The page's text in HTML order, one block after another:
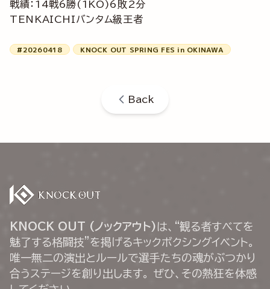
戦績：14戦6勝(1KO)6敗2分
TENKAICHIバンタム級王者
#20260418 KNOCK OUT SPRING FES in OKINAWA
Back
KNOCK OUT (ノックアウト) は、“観る者すべてを
魅了する格闘技”を掲げるキックボクシングイベント。
唯一無二の演出とルールで選手たちの魂がぶつかり
合うステージを創り出します。 ぜひ、その熱狂を体感